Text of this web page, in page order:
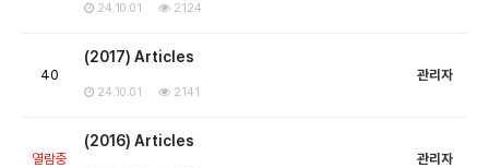
24.10.01 2124
40
(2017) Articles
24.10.01 2141
관리자
열람중
(2016) Articles
관리자